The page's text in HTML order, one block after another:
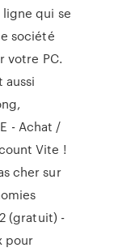
qui se
société
votre PC.
aussi
- Achat /
Vite !
cher sur
(gratuit) -
pour